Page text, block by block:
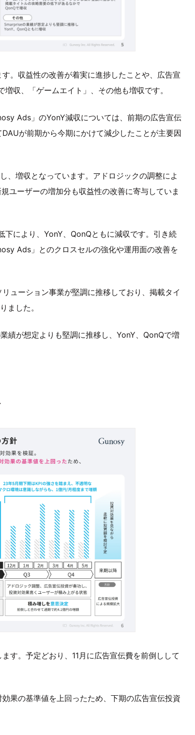
。収益性の改善が着実に進捗したことや、広告宣
収、「ゲームエイト」、その他も増収です。
Ads」のYonY減収については、前期の広告宣伝
が前期から今期にかけて減少したことが主要因
、増収となっています。アドロジックの調整によ
ユーザーの増加分も収益性の改善に寄与していま
下により、YonY、QonQともに減収です。引き続
Ads」とのクロスセルの強化や運用面の改善を
ューション事業が堅調に推移しており、掲載タイ
ました。
績が想定よりも堅調に推移し、YonY、QonQで増
す。予定どおり、11月に広告宣伝費を前倒しして
果の基準値を上回ったため、下期の広告宣伝投資